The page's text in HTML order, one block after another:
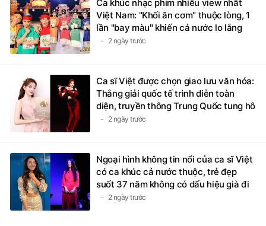
Việt Nam: "Khối ăn cơm" thuộc lòng, 1
lần "bay màu" khiến cả nước lo lắng
2 ngày trước
Thắng giải quốc tế trình diễn toàn
diện, truyền thông Trung Quốc tung hô
2 ngày trước
có ca khúc cả nước thuộc, trẻ đẹp
suốt 37 năm không có dấu hiệu già đi
2 ngày trước